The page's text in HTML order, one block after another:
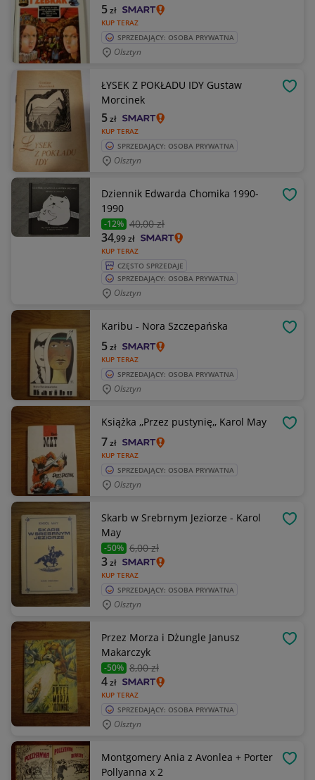
KUP TERAZ
5zł
SPRZEDAJĄCY: OSOBA PRYWATNA
Olsztyn
ŁYSEK Z POKŁADU IDY Gustaw
Morcinek
KUP TERAZ
5zł
SPRZEDAJĄCY: OSOBA PRYWATNA
Olsztyn
Dziennik Edwarda Chomika 1990-
1990
-12% 40,00 zł
KUP TERAZ
34,99zł
CZĘSTO SPRZEDAJE
SPRZEDAJĄCY: OSOBA PRYWATNA
Olsztyn
Karibu - Nora Szczepańska
KUP TERAZ
5zł
SPRZEDAJĄCY: OSOBA PRYWATNA
Olsztyn
Książka ,,Przez pustynię,, Karol May
KUP TERAZ
7zł
SPRZEDAJĄCY: OSOBA PRYWATNA
Olsztyn
Skarb w Srebrnym Jeziorze - Karol
May
-50% 6,00 zł
KUP TERAZ
3zł
SPRZEDAJĄCY: OSOBA PRYWATNA
Olsztyn
Przez Morza i Dżungle Janusz
Makarczyk
-50% 8,00 zł
KUP TERAZ
4zł
SPRZEDAJĄCY: OSOBA PRYWATNA
Olsztyn
Montgomery Ania z Avonlea + Porter
Pollyanna x 2